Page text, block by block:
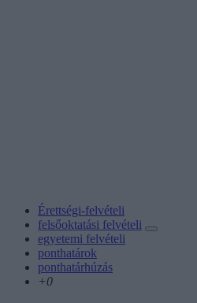
Érettségi-felvételi
felsőoktatási felvételi
egyetemi felvételi
ponthatárok
ponthatárhúzás
+0